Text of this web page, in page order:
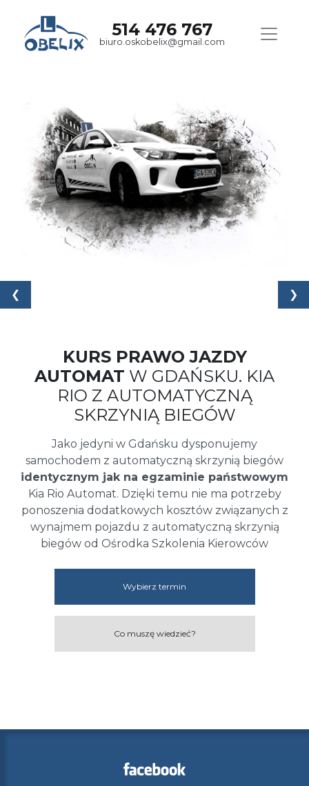
514 476 767
biuro.oskobelix@gmail.com
KURS PRAWO JAZDY
AUTOMAT W GDAŃSKU. KIA
RIO Z AUTOMATYCZNĄ
SKRZYNIĄ BIEGÓW
Jako jedyni w Gdańsku dysponujemy
samochodem z automatyczną skrzynią biegów
identycznym jak na egzaminie państwowym
Kia Rio Automat. Dzięki temu nie ma potrzeby
ponoszenia dodatkowych kosztów związanych z
wynajmem pojazdu z automatyczną skrzynią
biegów od Ośrodka Szkolenia Kierowców
Wybierz termin
Co muszę wiedzieć?
❮ ❯